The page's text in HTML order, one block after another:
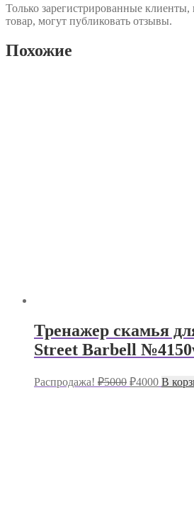
Только зарегистрированные
товар, могут публиковать отзывы.
Похожие
Тренажер скамья
Street Barbell
Распродажа! ₽5000 ₽4000
цена:
В